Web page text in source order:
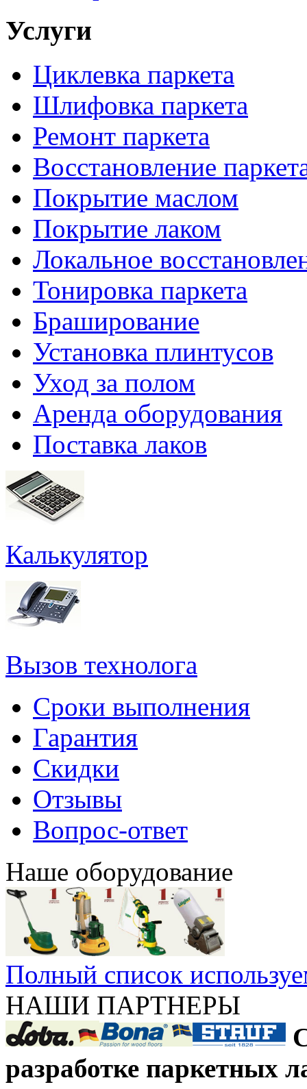
Услуги
Циклевка паркета
Шлифовка паркета
Ремонт паркета
Восстановление
Покрытие маслом
Покрытие лаком
Локальное
Тонировка паркета
Браширование
Установка плинтусов
Уход за полом
Аренда оборудования
Поставка лаков
Калькулятор
Вызов технолога
Сроки выполнения
Гарантия
Скидки
Отзывы
Вопрос-ответ
Наше оборудование
Полный список
НАШИ ПАРТНЕРЫ
разработке паркетных